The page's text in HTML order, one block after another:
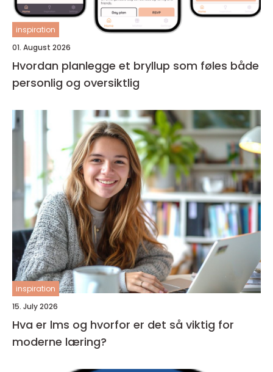
inspiration
01. August 2026
Hvordan planlegge et bryllup som føles både
personlig og oversiktlig
inspiration
15. July 2026
Hva er lms og hvorfor er det så viktig for
moderne læring?